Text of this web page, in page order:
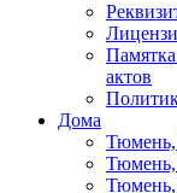
актов
Дома
Тюмень,
Тюмень,
Тюмень,